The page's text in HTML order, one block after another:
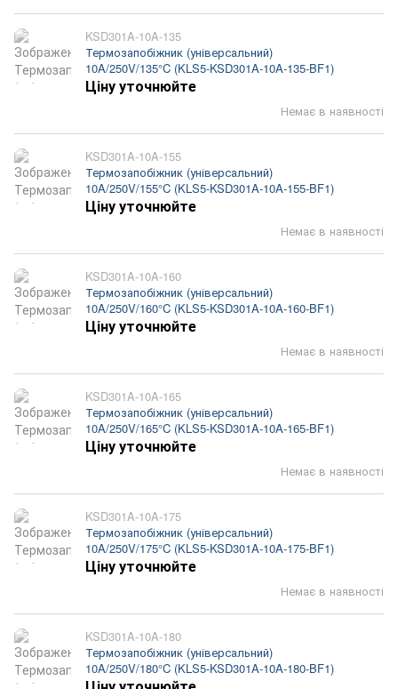
KSD301A-10A-135
Термозапобіжник (універсальний)
10A/250V/135°C (KLS5-KSD301A-10A-135-BF1)
Немає в наявності
Ціну уточнюйте
KSD301A-10A-155
Термозапобіжник (універсальний)
10A/250V/155°C (KLS5-KSD301A-10A-155-BF1)
Немає в наявності
Ціну уточнюйте
KSD301A-10A-160
Термозапобіжник (універсальний)
10A/250V/160°C (KLS5-KSD301A-10A-160-BF1)
Немає в наявності
Ціну уточнюйте
KSD301A-10A-165
Термозапобіжник (універсальний)
10A/250V/165°C (KLS5-KSD301A-10A-165-BF1)
Немає в наявності
Ціну уточнюйте
KSD301A-10A-175
Термозапобіжник (універсальний)
10A/250V/175°C (KLS5-KSD301A-10A-175-BF1)
Немає в наявності
Ціну уточнюйте
KSD301A-10A-180
Термозапобіжник (універсальний)
10A/250V/180°C (KLS5-KSD301A-10A-180-BF1)